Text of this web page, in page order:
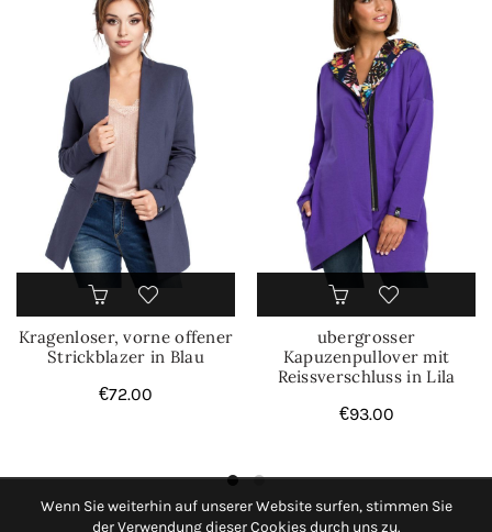
Kragenloser, vorne offener
Strickblazer in Blau
€72.00
ubergrosser
Kapuzenpullover mit
Reissverschluss in Lila
€93.00
Wenn Sie weiterhin auf unserer Website surfen, stimmen Sie
der Verwendung dieser Cookies durch uns zu.